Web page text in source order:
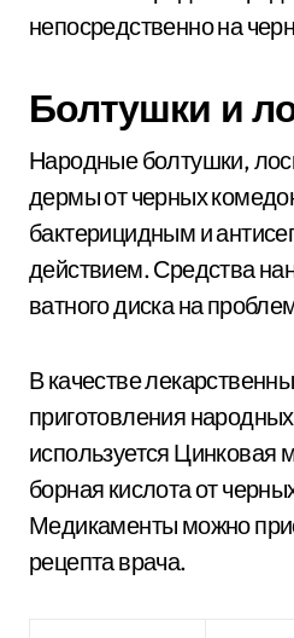
непосредственно на
Болтушки и
Народные болтушки,
дермы от черных
бактерицидным и
действием. Средства
ватного диска на
В качестве
приготовления
используется Цинковая
борная кислота от
Медикаменты можно
рецепта врача.